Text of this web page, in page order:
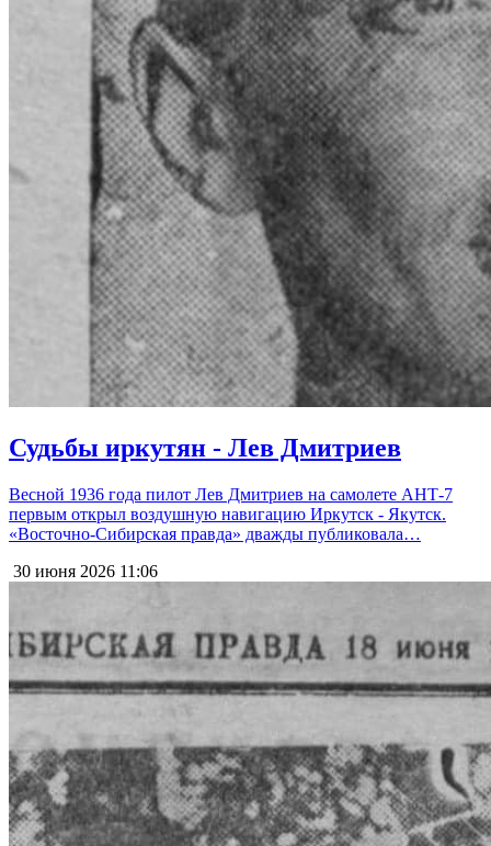
Судьбы иркутян - Лев Дмитриев
Весной 1936 года пилот Лев Дмитриев на самолете АНТ-7
первым открыл воздушную навигацию Иркутск - Якутск.
«Восточно-Сибирская правда» дважды публиковала…
30 июня 2026 11:06